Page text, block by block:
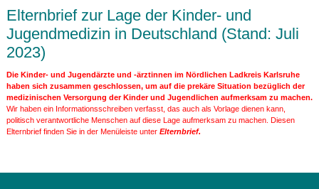
Elternbrief zur Lage der Kinder- und
Jugendmedizin in Deutschland (Stand: Juli
2023)
Die Kinder- und Jugendärzte und -ärztinnen im Nördlichen Ladkreis Karlsruhe
haben sich zusammen geschlossen, um auf die prekäre Situation bezüglich der
medizinischen Versorgung der Kinder und Jugendlichen aufmerksam zu machen.
Wir haben ein Informationsschreiben verfasst, das auch als Vorlage dienen kann,
politisch verantwortliche Menschen auf diese Lage aufmerksam zu machen. Diesen
Elternbrief finden Sie in der Menüleiste unter Elternbrief.